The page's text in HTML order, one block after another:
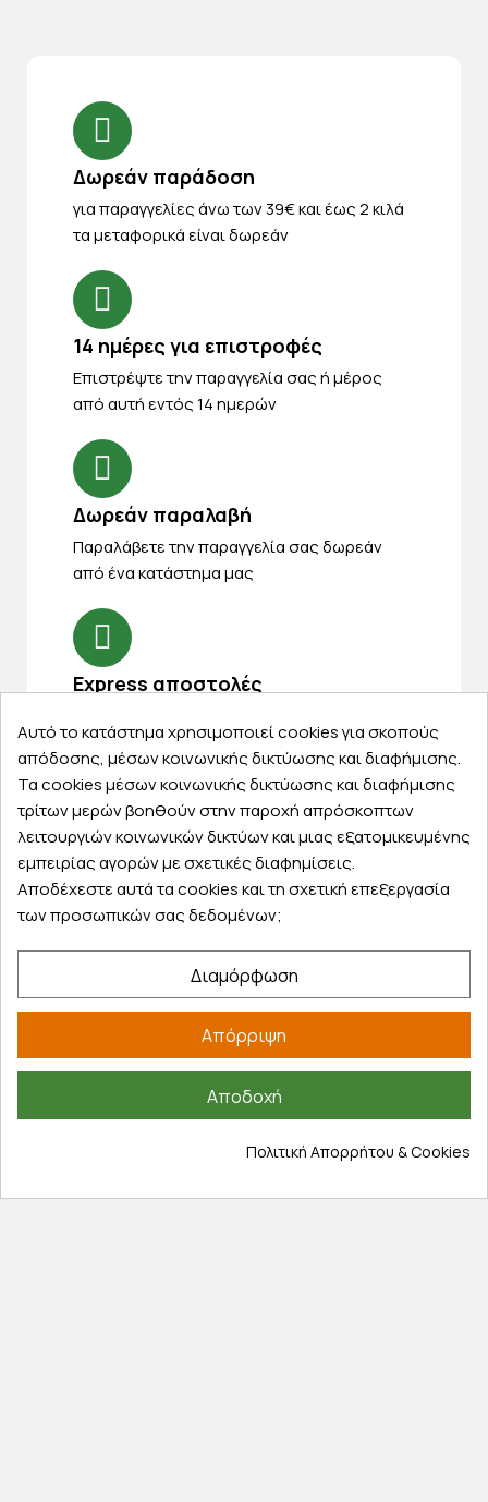
Δωρεάν παράδοση
για παραγγελίες άνω των 39€ και έως 2 κιλά
τα μεταφορικά είναι δωρεάν
14 ημέρες για επιστροφές
Eπιστρέψτε την παραγγελία σας ή μέρος
από αυτή εντός 14 ημερών
Δωρεάν παραλαβή
Παραλάβετε την παραγγελία σας δωρεάν
από ένα κατάστημα μας
Express αποστολές
παραλάβετε αύριο στην πόρτα σας
Εξυπηρέτηση πελατών
Λογαριασμός
Τα αγαπημένα μου
Τρόποι παραγγελίας
Τρόποι πληρωμής
Επιστροφές προϊοντων
Αυτό το κατάστημα χρησιμοποιεί cookies για σκοπούς
απόδοσης, μέσων κοινωνικής δικτύωσης και διαφήμισης.
Τα cookies μέσων κοινωνικής δικτύωσης και διαφήμισης
τρίτων μερών βοηθούν στην παροχή απρόσκοπτων
λειτουργιών κοινωνικών δικτύων και μιας εξατομικευμένης
εμπειρίας αγορών με σχετικές διαφημίσεις.
Αποδέχεστε αυτά τα cookies και τη σχετική επεξεργασία
των προσωπικών σας δεδομένων;
Διαμόρφωση
Απόρριψη
Αποδοχή
Πολιτική Απορρήτου & Cookies